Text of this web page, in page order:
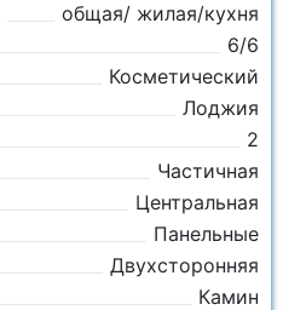
общая/ жилая/кухня
6/6
Косметический
Лоджия
2
Частичная
Центральная
Панельные
Двухсторонняя
Камин